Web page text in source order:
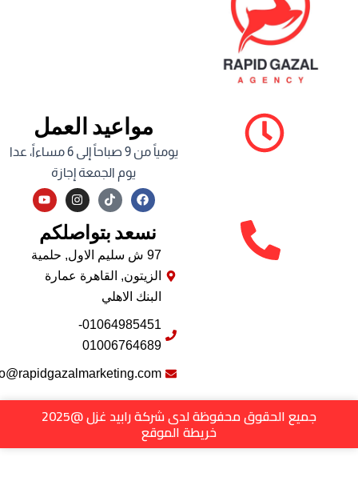
مواعيد العمل
يومياً من 9 صباحاً إلى 6 مساءاً، عدا
يوم الجمعة إجازة
F
a
e
b
o
k
n
a
g
a
Y
o
t
u
b
نسعد بتواصلكم
97 ش سليم الاول, حلمية
الزيتون, القاهرة عمارة
البنك الاهلي
01064985451-
01006764689
info@rapidgazalmarketing.com
جميع الحقوق محفوظة لدى شركة رابيد غزل @2025
خريطة الموقع